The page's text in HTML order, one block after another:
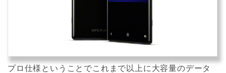
プロ仕様ということでこれまで以上に大容量のデータ